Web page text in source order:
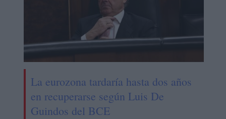
La eurozona tardaría hasta dos años
en recuperarse según Luis De
Guindos del BCE